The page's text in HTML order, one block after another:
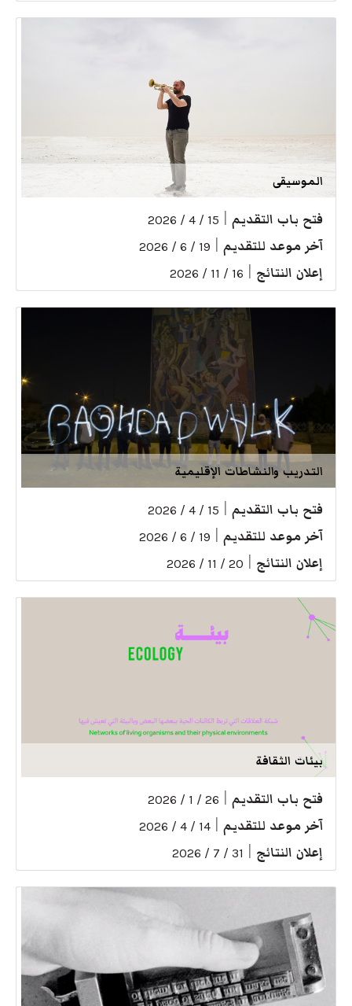
الموسيقى
فتح باب التقديم 15 / 4 / 2026
آخر موعد للتقديم 19 / 6 / 2026
إعلان النتائج 16 / 11 / 2026
التدريب والنشاطات الإقليمية
فتح باب التقديم 15 / 4 / 2026
آخر موعد للتقديم 19 / 6 / 2026
إعلان النتائج 20 / 11 / 2026
بيئات الثقافة
فتح باب التقديم 26 / 1 / 2026
آخر موعد للتقديم 14 / 4 / 2026
إعلان النتائج 31 / 7 / 2026